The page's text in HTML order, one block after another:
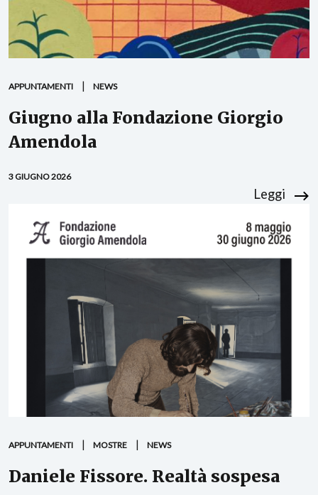
APPUNTAMENTI NEWS
Giugno alla Fondazione Giorgio
Amendola
3 GIUGNO 2026
Leggi
APPUNTAMENTI MOSTRE NEWS
Daniele Fissore. Realtà sospesa